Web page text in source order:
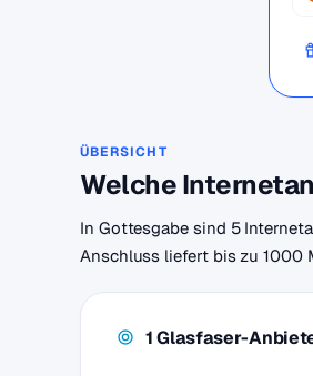
ÜBERSICHT
Welche
In Gottesgabe sind 5
Anschluss liefert bis zu 1000
1 Glasfaser-